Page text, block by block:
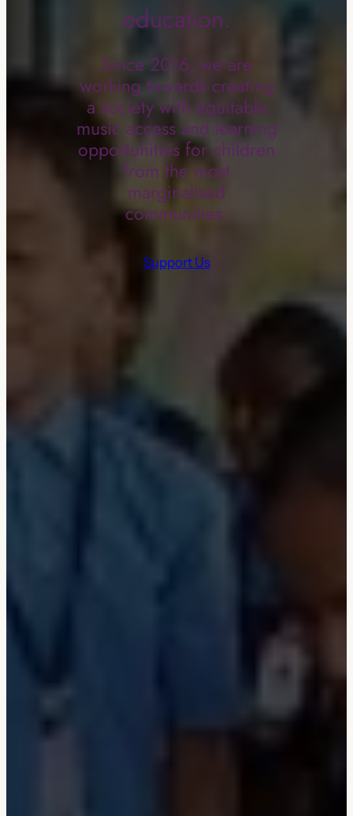
education.
Since 2016, we are
working towards creating
a society with equitable
music access and learning
opportunities for children
from the most
marginalised
communities.
Support Us